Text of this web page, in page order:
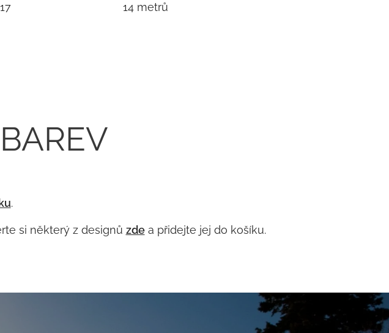
14 metrů
.
si některý z designů zdea přidejte jej do košíku.